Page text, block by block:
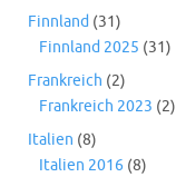
Finnland (31)
Finnland 2025 (31)
Frankreich (2)
Frankreich 2023 (2)
Italien (8)
Italien 2016 (8)